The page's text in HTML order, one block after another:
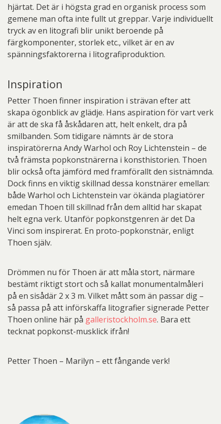
hjärtat. Det är i högsta grad en organisk process som
gemene man ofta inte fullt ut greppar. Varje individuellt
tryck av en litografi blir unikt beroende på
färgkomponenter, storlek etc., vilket är en av
spänningsfaktorerna i litografiproduktion.
Inspiration
Petter Thoen finner inspiration i strävan efter att
skapa ögonblick av glädje. Hans aspiration för vart verk
är att de ska få åskådaren att, helt enkelt, dra på
smilbanden. Som tidigare nämnts är de stora
inspiratörerna Andy Warhol och Roy Lichtenstein – de
två främsta popkonstnärerna i konsthistorien. Thoen
blir också ofta jämförd med framförallt den sistnämnda.
Dock finns en viktig skillnad dessa konstnärer emellan:
både Warhol och Lichtenstein var ökända plagiatörer
emedan Thoen till skillnad från dem alltid har skapat
helt egna verk. Utanför popkonstgenren är det Da
Vinci som inspirerat. En proto-popkonstnär, enligt
Thoen själv.
Drömmen nu för Thoen är att måla stort, närmare
bestämt riktigt stort och så kallat monumentalmåleri
på en sisådär 2 x 3 m. Vilket mått som än passar dig –
så passa på att införskaffa litografier signerade Petter
Thoen online här på galleristockholm.se. Bara ett
tecknat popkonst-musklick ifrån!
Petter Thoen – Marilyn – ett fångande verk!